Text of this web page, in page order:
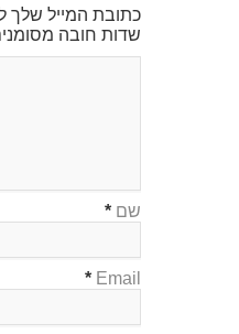
כתובת המייל
שדות חובה
שם *
Email
*